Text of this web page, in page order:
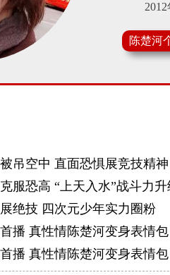
2012年
2015年
2018年
陈楚河
吊空中 直面恐惧展竞技精神
服恐高 “上天入水”战斗力升
绝技 四次元少年实力圈粉
播 真性情陈楚河变身表情包
播 真性情陈楚河变身表情包